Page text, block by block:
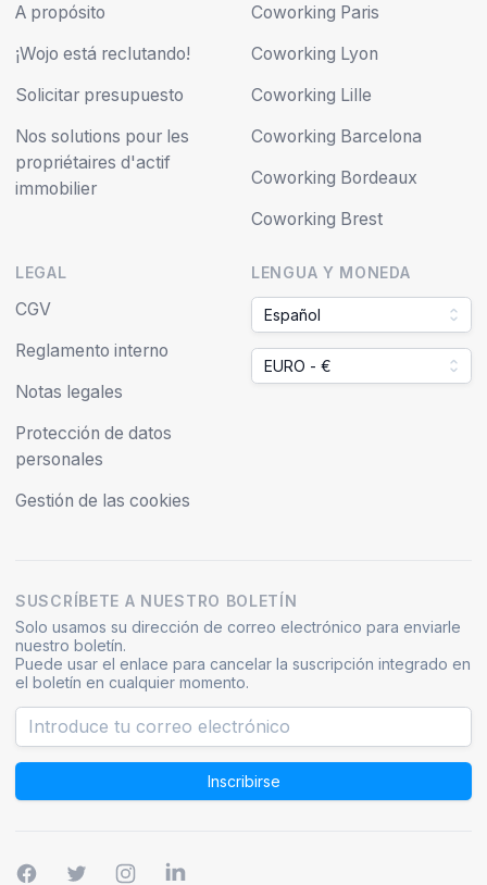
A propósito
¡Wojo está reclutando!
Solicitar presupuesto
Nos solutions pour les
propriétaires d'actif
immobilier
Coworking Paris
Coworking Lyon
Coworking Lille
Coworking Barcelona
Coworking Bordeaux
Coworking Brest
LEGAL
CGV
Reglamento interno
Notas legales
Protección de datos
personales
Gestión de las cookies
LENGUA Y MONEDA
Español
EURO - €
SUSCRÍBETE A NUESTRO BOLETÍN
Solo usamos su dirección de correo electrónico para enviarle
nuestro boletín.
Puede usar el enlace para cancelar la suscripción integrado en
el boletín en cualquier momento.
Inscribirse